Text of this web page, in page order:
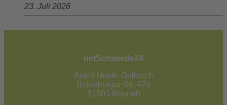
23. Juli 2026
netSchmiede24
Astrid Nolde-Gallasch
Beienburger Str. 47a
51503 Rösrath